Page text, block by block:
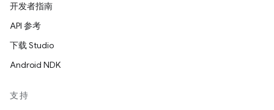
开发者指南
API 参考
下载 Studio
Android NDK
支持